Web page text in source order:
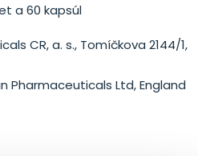
a 60 kapsúl
CR, a. s., Tomíčkova 2144/1,
Pharmaceuticals Ltd, England